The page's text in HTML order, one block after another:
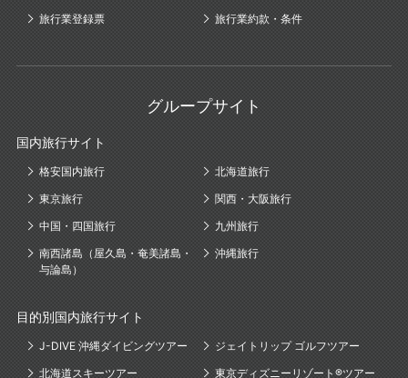
旅行業登録票
旅行業約款・条件
グループサイト
国内旅行サイト
格安国内旅行
北海道旅行
東京旅行
関西・大阪旅行
中国・四国旅行
九州旅行
南西諸島（屋久島・奄美諸島・
与論島）
沖縄旅行
目的別国内旅行サイト
J-DIVE 沖縄ダイビングツアー
ジェイトリップ ゴルフツアー
北海道スキーツアー
東京ディズニーリゾート®ツアー